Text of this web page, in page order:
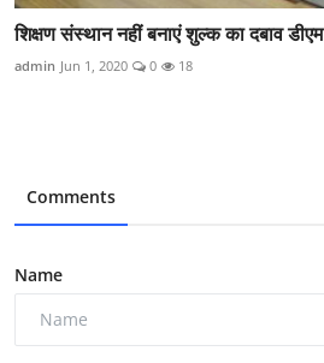
शिक्षण संस्थान नहीं बनाएं शुल्क का दबाव डीएम
admin Jun 1, 2020 0 18
Comments
Name